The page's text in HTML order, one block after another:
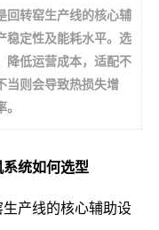
回转窑生产线的核心辅
稳定性及能耗水平。选
降低运营成本，适配不
当则会导致热损失增
统如何选型
产线的核心辅助设